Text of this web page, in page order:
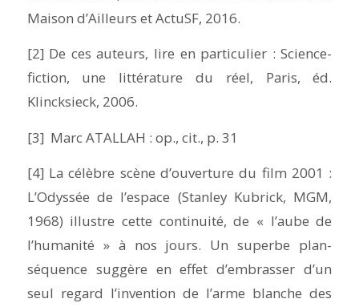
Maison d’Ailleurs et ActuSF, 2016.
[2] De ces auteurs, lire en particulier :Science-
fiction, une littérature du réel, Paris, éd.
Klincksieck, 2006.
[3] Marc ATALLAH : op., cit., p. 31
[4] La célèbre scène d’ouverture du film 2001 :
L’Odyssée de l’espace (Stanley Kubrick, MGM,
1968) illustre cette continuité, de « l’aube de
l’humanité » à nos jours. Un superbe plan-
séquence suggère en effet d’embrasser d’un
seul regard l’invention de l’arme blanche des